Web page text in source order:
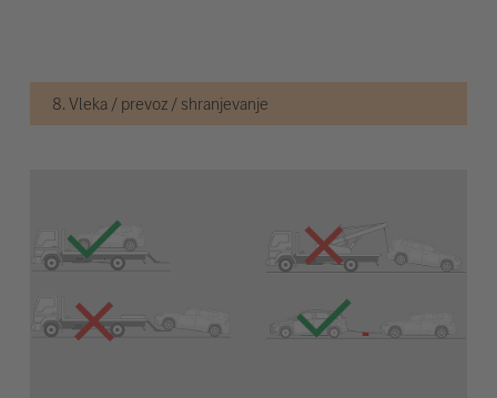
8. Vleka / prevoz / shranjevanje